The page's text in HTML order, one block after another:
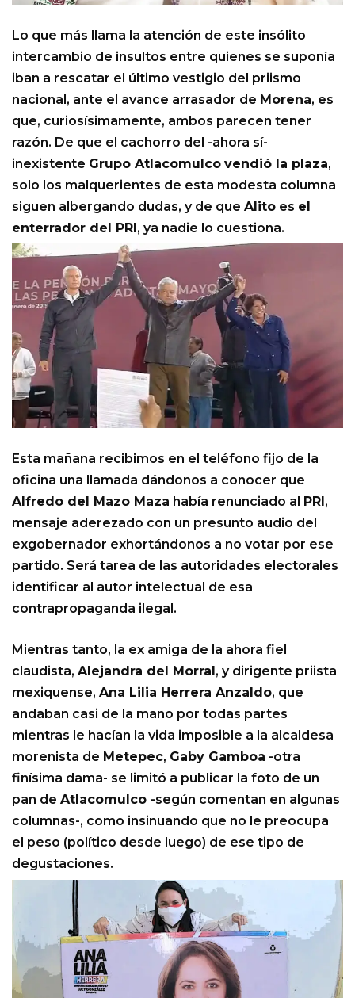
Lo que más llama la atención de este insólito
intercambio de insultos entre quienes se suponía
iban a rescatar el último vestigio del priismo
nacional, ante el avance arrasador de Morena, es
que, curiosísimamente, ambos parecen tener
razón. De que el cachorro del -ahora sí-
inexistente Grupo Atlacomulco vendió la plaza,
solo los malquerientes de esta modesta columna
siguen albergando dudas, y de que Alito es el
enterrador del PRI, ya nadie lo cuestiona.
Esta mañana recibimos en el teléfono fijo de la
oficina una llamada dándonos a conocer que
Alfredo del Mazo Maza había renunciado al PRI ,
mensaje aderezado con un presunto audio del
exgobernador exhortándonos a no votar por ese
partido. Será tarea de las autoridades electorales
identificar al autor intelectual de esa
contrapropaganda ilegal.
Mientras tanto, la ex amiga de la ahora fiel
claudista, Alejandra del Morral , y dirigente priista
mexiquense, Ana Lilia Herrera Anzaldo, que
andaban casi de la mano por todas partes
mientras le hacían la vida imposible a la alcaldesa
morenista de Metepec, Gaby Gamboa -otra
finísima dama- se limitó a publicar la foto de un
pan de Atlacomulco -según comentan en algunas
columnas-, como insinuando que no le preocupa
el peso (político desde luego) de ese tipo de
degustaciones.